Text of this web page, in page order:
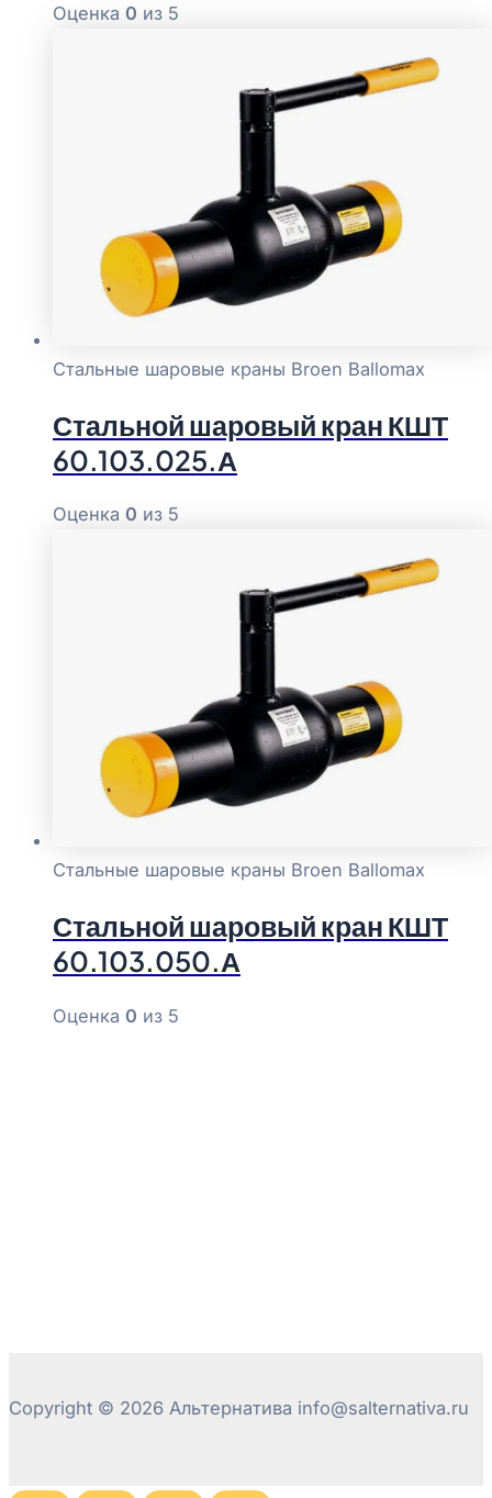
Оценка 0 из 5
Стальные шаровые краны Broen Ballomax
Стальной шаровый кран КШТ
60.103.025.А
Оценка 0 из 5
Стальные шаровые краны Broen Ballomax
Стальной шаровый кран КШТ
60.103.050.А
Оценка 0 из 5
Copyright © 2026 Альтернатива info@salternativa.ru